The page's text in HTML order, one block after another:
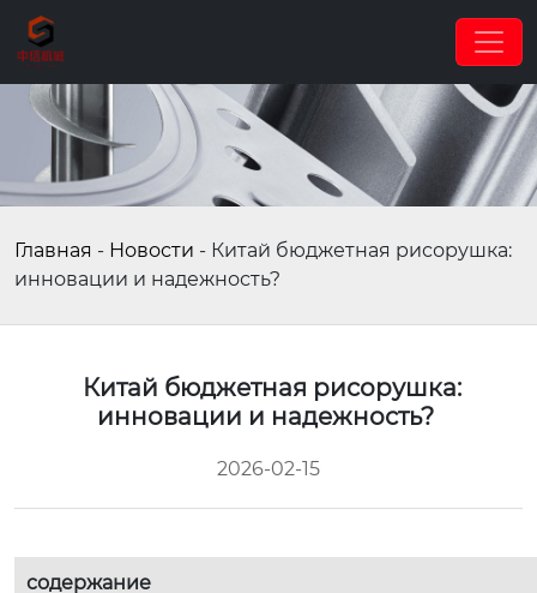
Главная - Новости - Китай бюджетная рисорушка:
инновации и надежность?
Китай бюджетная рисорушка:
инновации и надежность?
2026-02-15
содержание